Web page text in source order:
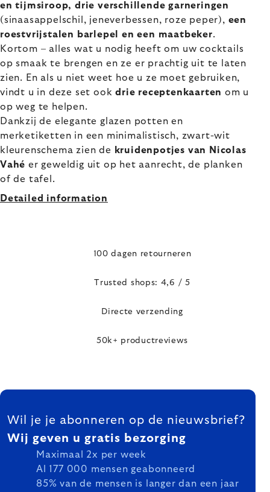
en tijmsiroop, drie verschillende garneringen
(sinaasappelschil, jeneverbessen, roze peper), een
roestvrijstalen barlepel en een maatbeker.
Kortom – alles wat u nodig heeft om uw cocktails
op smaak te brengen en ze er prachtig uit te laten
zien. En als u niet weet hoe u ze moet gebruiken,
vindt u in deze set ookdrie receptenkaarten om u
op weg te helpen.
Dankzij de elegante glazen potten en
merketiketten in een minimalistisch, zwart-wit
kleurenschema zien de
kruidenpotjes van Nicolas
Vahé er geweldig uit op het aanrecht, de planken
of de tafel.
Detailed information
100 dagen retourneren
Trusted shops: 4,6 / 5
Directe verzending
50k+ productreviews
FOOTER
Wil je je abonneren op de nieuwsbrief?
Wij geven u gratis bezorging
Maximaal 2x per week
Al 177 000 mensen geabonneerd
85% van de mensen is langer dan een jaar